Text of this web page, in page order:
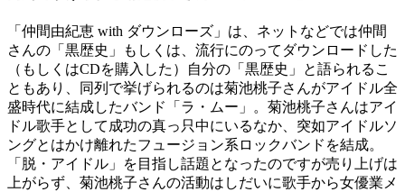
「仲間由紀恵 with ダウンローズ」は、ネットなどでは仲間
さんの「黒歴史」もしくは、流行にのってダウンロードした
（もしくはCDを購入した）自分の「黒歴史」と語られるこ
ともあり、同列で挙げられるのは菊池桃子さんがアイドル全
盛時代に結成したバンド「ラ・ムー」。菊池桃子さんはアイ
ドル歌手として成功の真っ只中にいるなか、突如アイドルソ
ングとはかけ離れたフュージョン系ロックバンドを結成。
「脱・アイドル」を目指し話題となったのですが売り上げは
上がらず、菊池桃子さんの活動はしだいに歌手から女優業メ